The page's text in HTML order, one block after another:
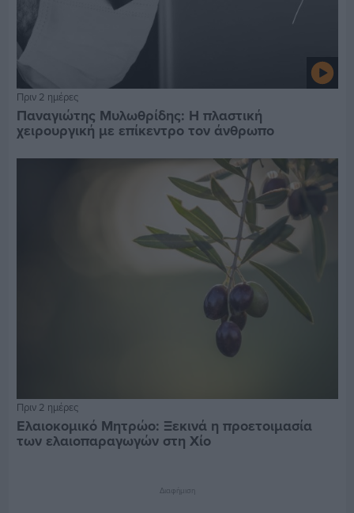
Πριν 2 ημέρες
Παναγιώτης Μυλωθρίδης: Η πλαστική
χειρουργική με επίκεντρο τον άνθρωπο
Πριν 2 ημέρες
Ελαιοκομικό Μητρώο: Ξεκινά η προετοιμασία
των ελαιοπαραγωγών στη Χίο
Διαφήμιση